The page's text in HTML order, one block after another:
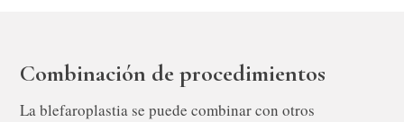
Combinación de procedimientos
La blefaroplastia se puede combinar con otros